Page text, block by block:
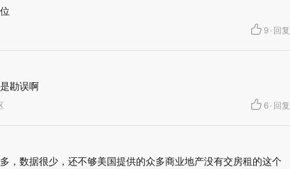
9 · 回复
勘误啊
6 · 回复
，数据很少，还不够美国提供的众多商业地产没有交房租的这个